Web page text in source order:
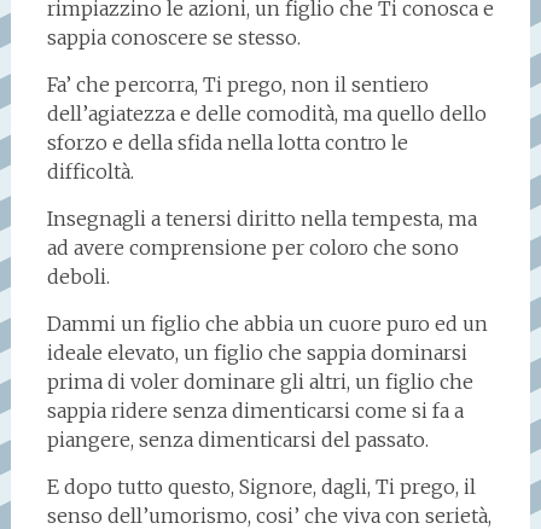
rimpiazzino le azioni, un figlio che Ti conosca e
sappia conoscere se stesso.
Fa’ che percorra, Ti prego, non il sentiero
dell’agiatezza e delle comodità, ma quello dello
sforzo e della sfida nella lotta contro le
difficoltà.
Insegnagli a tenersi diritto nella tempesta, ma
ad avere comprensione per coloro che sono
deboli.
Dammi un figlio che abbia un cuore puro ed un
ideale elevato, un figlio che sappia dominarsi
prima di voler dominare gli altri, un figlio che
sappia ridere senza dimenticarsi come si fa a
piangere, senza dimenticarsi del passato.
E dopo tutto questo, Signore, dagli, Ti prego, il
senso dell’umorismo, cosi’ che viva con serietà,